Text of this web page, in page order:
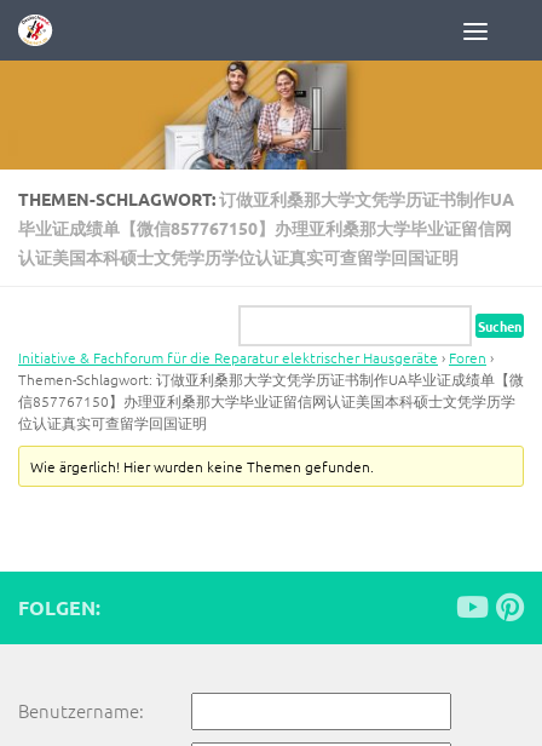
Zum Inhalt springen
THEMEN-SCHLAGWORT:订做亚利桑那大学文凭学历证书制作UA
毕业证成绩单【微信857767150】办理亚利桑那大学毕业证留信网
认证美国本科硕士文凭学历学位认证真实可查留学回国证明
Initiative & Fachforum für die Reparatur elektrischer Hausgeräte › Foren ›
Themen-Schlagwort: 订做亚利桑那大学文凭学历证书制作UA毕业证成绩单【微
信857767150】办理亚利桑那大学毕业证留信网认证美国本科硕士文凭学历学
位认证真实可查留学回国证明
Wie ärgerlich! Hier wurden keine Themen gefunden.
FOLGEN:
Benutzername: